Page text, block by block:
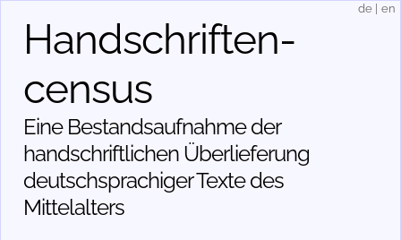
Handschriften­
census
Eine Bestandsaufnahme der
handschriftlichen Über­lieferung
deutschsprachiger Texte des
Mittelalters
de en